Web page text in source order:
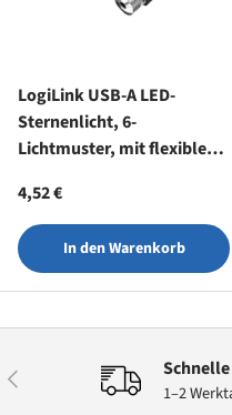
LogiLink USB-A LED-
Sternenlicht, 6-
Lichtmuster, mit flexiblem
Normaler Preis
4,52 €
In den Warenkorb
Vorherige
1–2